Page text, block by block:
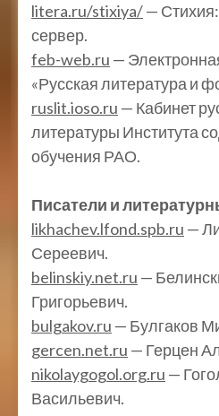
litera.ru/stixiya/—
сервер.
feb-web.ru —
«Русская литература и
ruslit.ioso.ru — Кабинет
литературы Института
обучения РАО.
Писатели и
likhachev.lfond.spb.ru —
Сереевич.
belinskiy.net.ru —
Григорьевич.
bulgakov.ru — Булгаков
gercen.net.ru — Герцен
nikolaygogol.org.ru —
Васильевич.